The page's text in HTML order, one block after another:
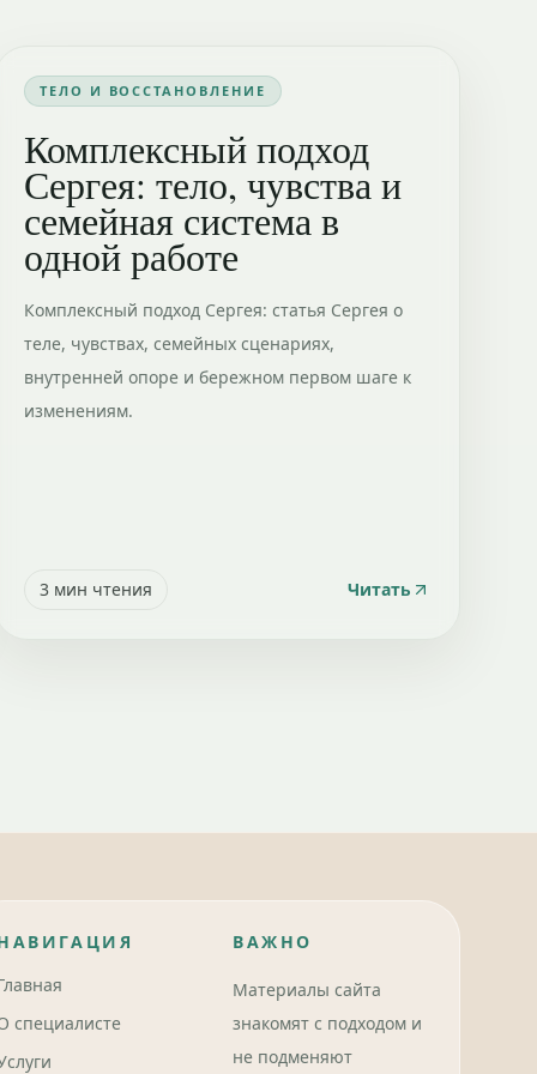
ТЕЛО И ВОССТАНОВЛЕНИЕ
Комплексный подход
Сергея: тело, чувства и
семейная система в
одной работе
Комплексный подход Сергея: статья Сергея о
теле, чувствах, семейных сценариях,
внутренней опоре и бережном первом шаге к
изменениям.
3мин чтения Читать
специалисте
ВАЖНО
Материалы сайта
знакомят с подходом и
не подменяют